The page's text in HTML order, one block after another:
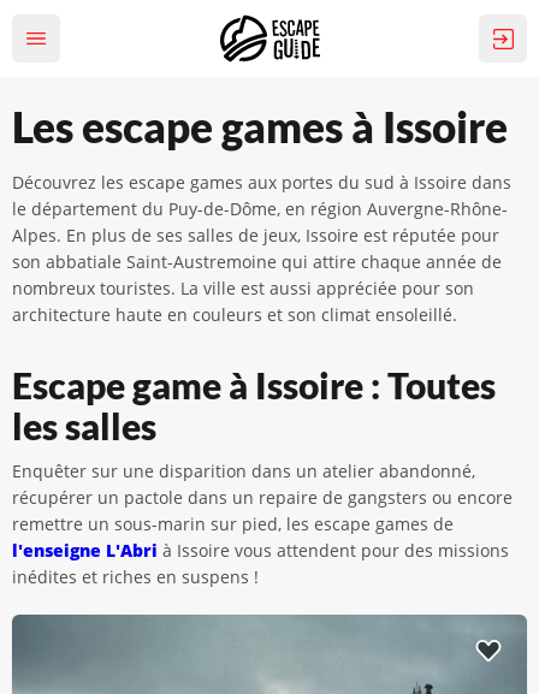
Les escape games à Issoire
Découvrez les escape games aux portes du sud à Issoire dans
le département du Puy-de-Dôme, en région Auvergne-Rhône-
Alpes. En plus de ses salles de jeux, Issoire est réputée pour
son abbatiale Saint-Austremoine qui attire chaque année de
nombreux touristes. La ville est aussi appréciée pour son
architecture haute en couleurs et son climat ensoleillé.
Escape game à Issoire : Toutes
les salles
Enquêter sur une disparition dans un atelier abandonné,
récupérer un pactole dans un repaire de gangsters ou encore
remettre un sous-marin sur pied, les escape games de
l'enseigne L'Abri à Issoire vous attendent pour des missions
inédites et riches en suspens !